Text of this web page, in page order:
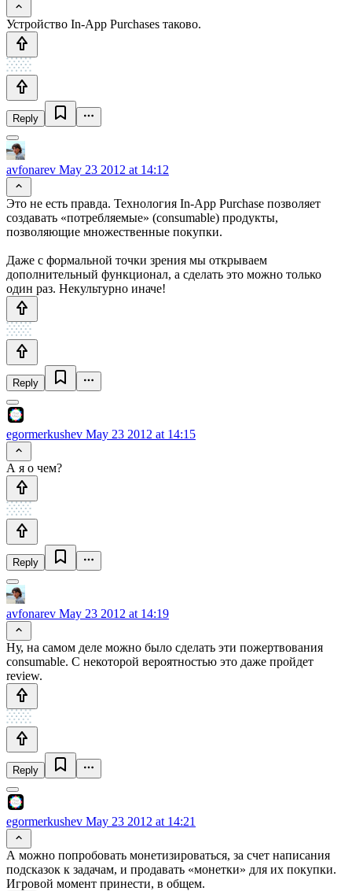
Устройство In-App Purchases таково.
Reply
avfonarev May 23 2012 at 14:12
Это не есть правда. Технология In-App Purchase позволяет
создавать «потребляемые» (consumable) продукты,
позволяющие множественные покупки.
Даже с формальной точки зрения мы открываем
дополнительный функционал, а сделать это можно только
один раз. Некультурно иначе!
Reply
egormerkushev May 23 2012 at 14:15
А я о чем?
Reply
avfonarev May 23 2012 at 14:19
Ну, на самом деле можно было сделать эти пожертвования
consumable. С некоторой вероятностью это даже пройдет
review.
Reply
egormerkushev May 23 2012 at 14:21
А можно попробовать монетизироваться, за счет написания
подсказок к задачам, и продавать «монетки» для их покупки.
Игровой момент принести, в общем.